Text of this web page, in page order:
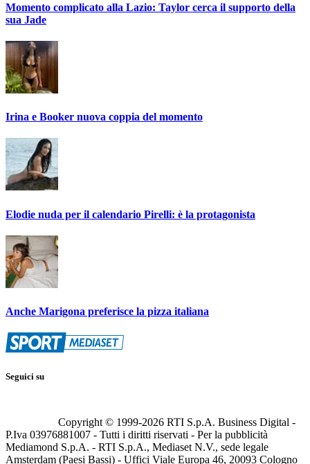
Momento complicato alla Lazio: Taylor cerca il supporto della
sua Jade
Irina e Booker nuova coppia del momento
Elodie nuda per il calendario Pirelli: è la protagonista
Anche Marigona preferisce la pizza italiana
Seguici su
Copyright © 1999-2026 RTI S.p.A. Business Digital -
P.Iva 03976881007 - Tutti i diritti riservati - Per la pubblicità
Mediamond S.p.A. - RTI S.p.A., Mediaset N.V., sede legale
Amsterdam (Paesi Bassi) - Uffici Viale Europa 46, 20093 Cologno